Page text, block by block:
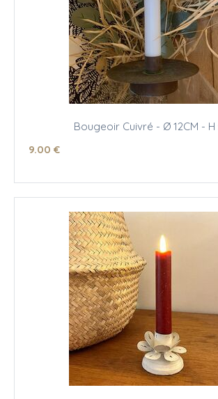
Bougeoir Cuivré - Ø 12CM - H
9.00 €